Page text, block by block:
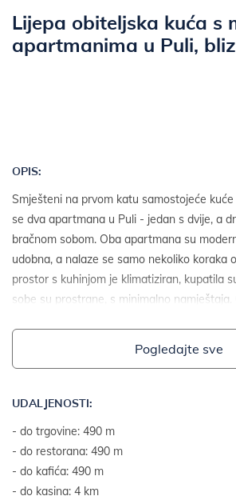
Lijepa obiteljska kuća s
apartmanima u Puli,
OPIS:
Smješteni na prvom katu samostojeće
se dva apartmana u Puli - jedan s dvije, a
bračnom sobom. Oba apartmana su
udobna, a nalaze se samo nekoliko koraka
prostor s kuhinjom je klimatiziran, kupatila
sobe su prostrane, s minimalno
Pogledajte sve
UDALJENOSTI:
- do trgovine: 490 m
- do restorana: 490 m
- do kafića: 490 m
- do kasina: 4 km